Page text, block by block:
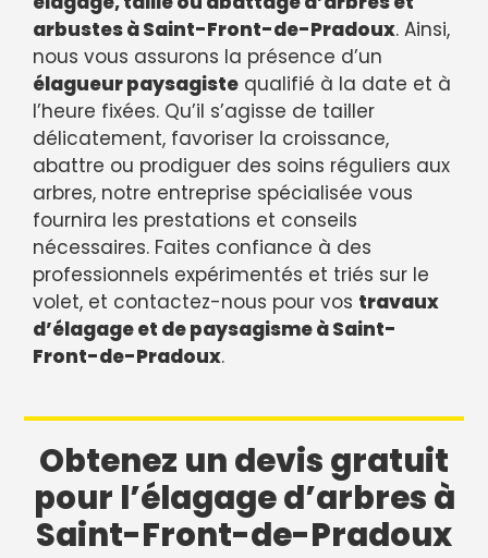
arbustes à Saint-Front-de-Pradoux. Ainsi,
nous vous assurons la présence d’un
élagueur paysagiste qualifié à la date et à
l’heure fixées. Qu’il s’agisse de tailler
délicatement, favoriser la croissance,
abattre ou prodiguer des soins réguliers aux
arbres, notre entreprise spécialisée vous
fournira les prestations et conseils
nécessaires. Faites confiance à des
professionnels expérimentés et triés sur le
volet, et contactez-nous pour vos travaux
d’élagage et de paysagisme à Saint-
Front-de-Pradoux.
Obtenez un devis gratuit
pour l’élagage d’arbres à
Saint-Front-de-Pradoux